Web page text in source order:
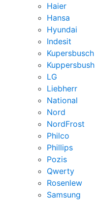
Haier
Hansa
Hyundai
Indesit
Kupersbusch
Kuppersbush
LG
Liebherr
National
Nord
NordFrost
Philco
Phillips
Pozis
Qwerty
Rosenlew
Samsung